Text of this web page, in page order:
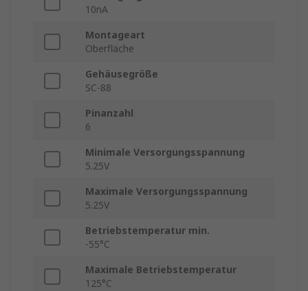
10nA
Montageart
Oberfläche
Gehäusegröße
SC-88
Pinanzahl
6
Minimale Versorgungsspannung
5.25V
Maximale Versorgungsspannung
5.25V
Betriebstemperatur min.
-55°C
Maximale Betriebstemperatur
125°C